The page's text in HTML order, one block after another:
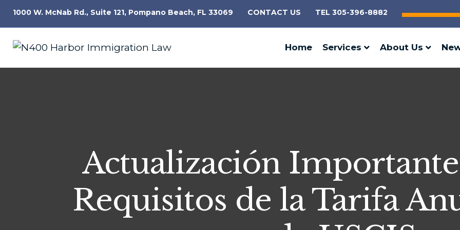
1000 W. McNab Rd., Suite 121, Pompano Beach, FL 33069 CONTACT US TEL 305-396-8882
Home Services About Us
Actualización
Requisitos de la Tarifa